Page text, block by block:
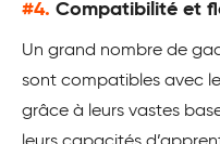
#4. Compatibilité et
Un grand nombre de
sont compatibles avec
grâce à leurs vastes